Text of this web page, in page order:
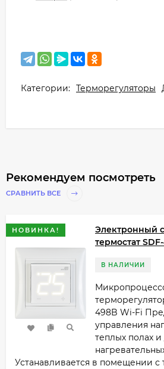
Категории: Терморегуляторы
Рекомендуем посмотреть
СРАВНИТЬ ВСЕ
НОВИНКА!
Электронный
термостат
В НАЛИЧИИ
498B Wi-Fi
управления
теплых полах и
Устанавливается в помещении с